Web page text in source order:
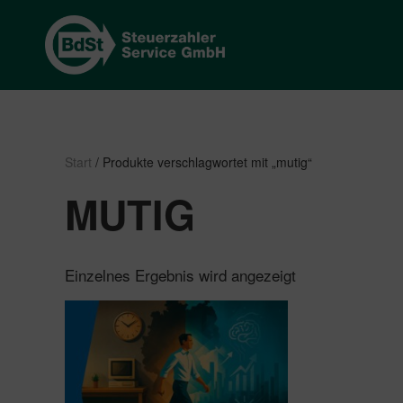
Start / Produkte verschlagwortet mit „mutig“
MUTIG
Einzelnes Ergebnis wird angezeigt